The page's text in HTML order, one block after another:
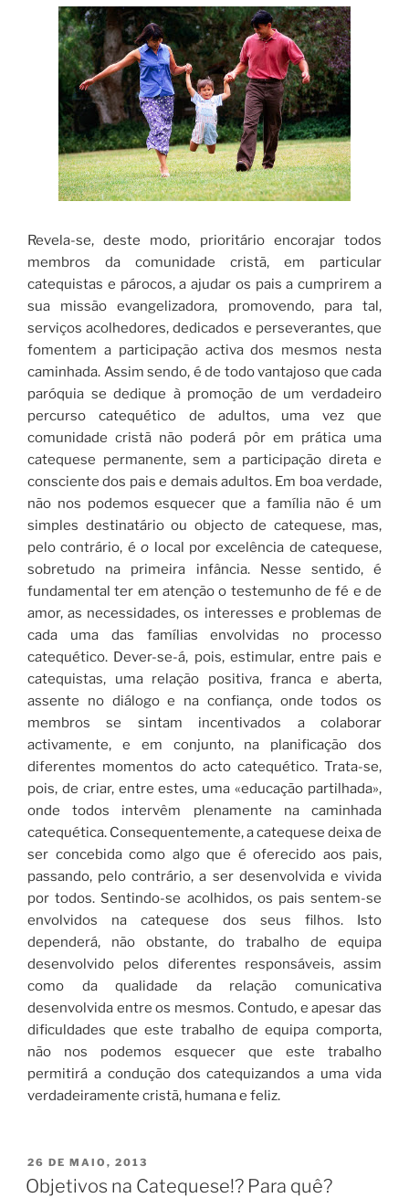
Revela-se, deste modo, prioritário encorajar todos
membros da comunidade cristã, em particular
catequistas e párocos, a ajudar os pais a cumprirem a
sua missão evangelizadora, promovendo, para tal,
serviços acolhedores, dedicados e perseverantes, que
fomentem a participação activa dos mesmos nesta
caminhada. Assim sendo, é de todo vantajoso que cada
paróquia se dedique à promoção de um verdadeiro
percurso catequético de adultos, uma vez que
comunidade cristã não poderá pôr em prática uma
catequese permanente, sem a participação direta e
consciente dos pais e demais adultos. Em boa verdade,
não nos podemos esquecer que a família não é um
simples destinatário ou objecto de catequese, mas,
pelo contrário, éo local por excelência de catequese,
sobretudo na primeira infância. Nesse sentido, é
fundamental ter em atenção o testemunho de fé e de
amor, as necessidades, os interesses e problemas de
cada uma das famílias envolvidas no processo
catequético. Dever-se-á, pois, estimular, entre pais e
catequistas, uma relação positiva, franca e aberta,
assente no diálogo e na confiança, onde todos os
membros se sintam incentivados a colaborar
activamente, e em conjunto, na planificação dos
diferentes momentos do acto catequético. Trata-se,
pois, de criar, entre estes, uma «educação partilhada»,
onde todos intervêm plenamente na caminhada
catequética. Consequentemente, a catequese deixa de
ser concebida como algo que é oferecido aos pais,
passando, pelo contrário, a ser desenvolvida e vivida
por todos. Sentindo-se acolhidos, os pais sentem-se
envolvidos na catequese dos seus filhos. Isto
dependerá, não obstante, do trabalho de equipa
desenvolvido pelos diferentes responsáveis, assim
como da qualidade da relação comunicativa
desenvolvida entre os mesmos. Contudo, e apesar das
dificuldades que este trabalho de equipa comporta,
não nos podemos esquecer que este trabalho
permitirá a condução dos catequizandos a uma vida
verdadeiramente cristã, humana e feliz.
PUBLICADO
EM
26 DE MAIO, 2013
Objetivos na Catequese!? Para quê?